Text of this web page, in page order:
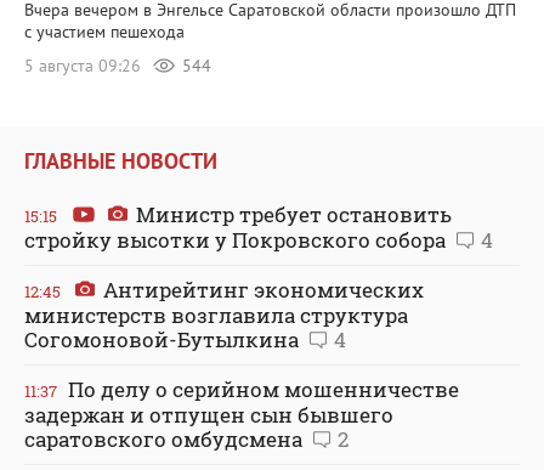
Вчера вечером в Энгельсе Саратовской области произошло ДТП
с участием пешехода
5 августа 09:26
544
ГЛАВНЫЕ НОВОСТИ
15:15
Министр требует остановить
стройку высотки у Покровского собора
4
12:45
Антирейтинг экономических
министерств возглавила структура
Согомоновой-Бутылкина
4
11:37 По делу о серийном мошенничестве
задержан и отпущен сын бывшего
саратовского омбудсмена
2